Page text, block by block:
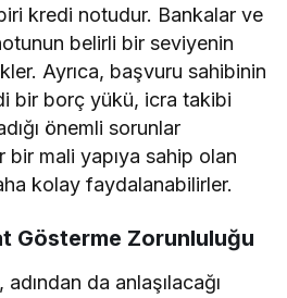
kredi notudur. Bankalar ve
belirli bir seviyenin
Ayrıca, başvuru sahibinin
bir borç yükü, icra takibi
önemli sorunlar
bir mali yapıya sahip olan
kolay faydalanabilirler.
Gösterme Zorunluluğu
da anlaşılacağı